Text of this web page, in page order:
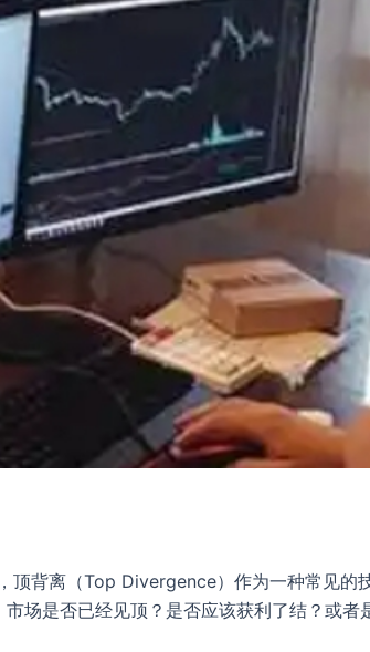
背离（Top Divergence）作为一种常见
场是否已经见顶？是否应该获利了结？或者